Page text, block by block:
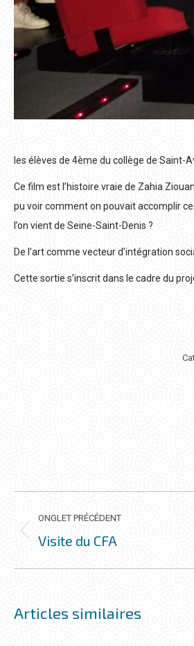
les élèves de 4ème du collège de Saint-
Ce film est l’histoire vraie de Zahia
pu voir comment on pouvait accomplir
l’on vient de Seine-Saint-Denis ?
De l’art comme vecteur d’intégration
Cette sortie s’inscrit dans le cadre du
NAVIGATION
DE
COMMENTAIRE
ONGLET PRÉCÉDENT
Onglet
Visite du CFA
Articles similaires